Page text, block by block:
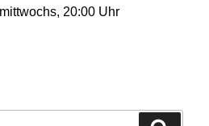
20:00 Uhr